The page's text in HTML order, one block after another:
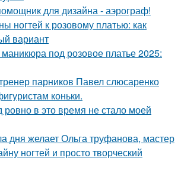
для дизайна - аэрограф!
ногтей к розовому платью: как
вариант
под розовое платье 2025:
парников Павел слюсаренко
коньки.
ровно в это время не стало моей
дня желает Ольга труфанова, мастер
ногтей и просто творческий